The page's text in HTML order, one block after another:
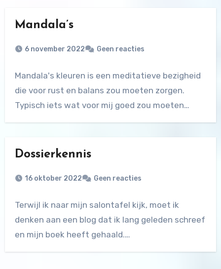
Mandala’s
6 november 2022 Geen reacties
Mandala's kleuren is een meditatieve bezigheid
die voor rust en balans zou moeten zorgen.
Typisch iets wat voor mij goed zou moeten…
Dossierkennis
16 oktober 2022 Geen reacties
Terwijl ik naar mijn salontafel kijk, moet ik
denken aan een blog dat ik lang geleden schreef
en mijn boek heeft gehaald.…